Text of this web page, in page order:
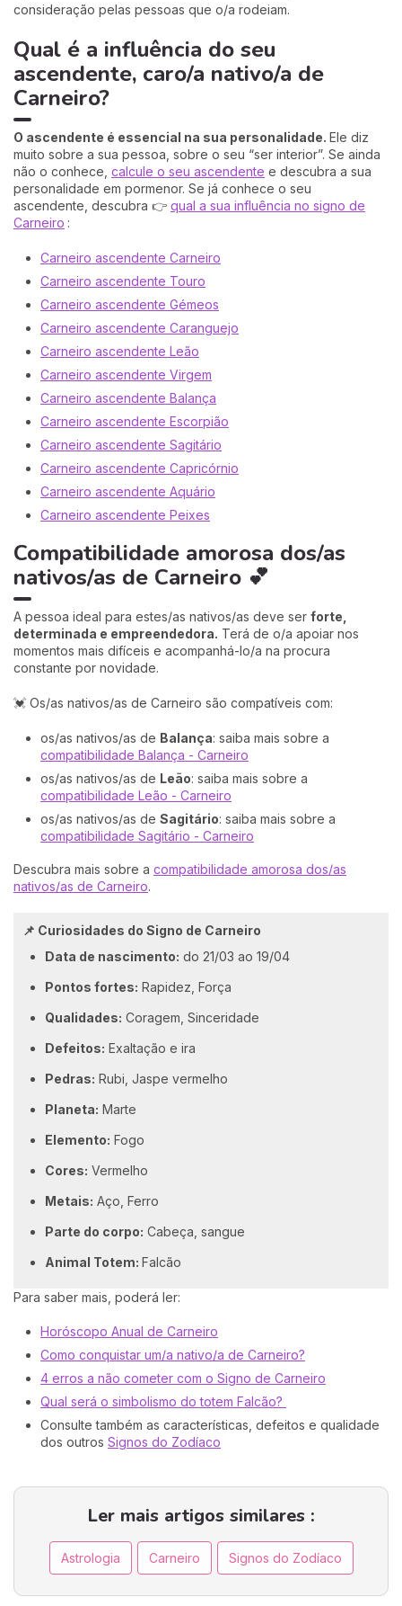
consideração pelas pessoas que o/a rodeiam.
Qual é a influência do seu
ascendente, caro/a nativo/a de
Carneiro?
O ascendente é essencial na sua personalidade. Ele diz
muito sobre a sua pessoa, sobre o seu “ser interior”. Se ainda
não o conhece, calcule o seu ascendente e descubra a sua
personalidade em pormenor. Se já conhece o seu
ascendente, descubra 👉 qual a sua influência no signo de
Carneiro :
Carneiro ascendente Carneiro
Carneiro ascendente Touro
Carneiro ascendente Gémeos
Carneiro ascendente Caranguejo
Carneiro ascendente Leão
Carneiro ascendente Virgem
Carneiro ascendente Balança
Carneiro ascendente Escorpião
Carneiro ascendente Sagitário
Carneiro ascendente Capricórnio
Carneiro ascendente Aquário
Carneiro ascendente Peixes
Compatibilidade amorosa dos/as
nativos/as de Carneiro 💕
A pessoa ideal para estes/as nativos/as deve ser forte,
determinada e empreendedora. Terá de o/a apoiar nos
momentos mais difíceis e acompanhá-lo/a na procura
constante por novidade.
💓 Os/as nativos/as de Carneiro são compatíveis com:
os/as nativos/as de Balança: saiba mais sobre a
compatibilidade Balança - Carneiro
os/as nativos/as de Leão: saiba mais sobre a
compatibilidade Leão - Carneiro
os/as nativos/as de Sagitário: saiba mais sobre a
compatibilidade Sagitário - Carneiro
Descubra mais sobre a compatibilidade amorosa dos/as
nativos/as de Carneiro.
📌 Curiosidades do Signo de Carneiro
Data de nascimento: do 21/03 ao 19/04
Pontos fortes: Rapidez, Força
Qualidades: Coragem, Sinceridade
Defeitos: Exaltação e ira
Pedras: Rubi, Jaspe vermelho
Planeta: Marte
Elemento: Fogo
Cores: Vermelho
Metais: Aço, Ferro
Parte do corpo: Cabeça, sangue
Animal Totem: Falcão
Para saber mais, poderá ler:
Horóscopo Anual de Carneiro
Como conquistar um/a nativo/a de Carneiro?
4 erros a não cometer com o Signo de Carneiro
Qual será o simbolismo do totem Falcão?
Consulte também as características, defeitos e qualidade
dos outros Signos do Zodíaco
Ler mais artigos similares :
Astrologia Carneiro Signos do Zodíaco